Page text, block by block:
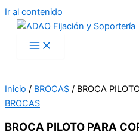
Ir al contenido
Inicio / BROCAS / BROCA
BROCAS
BROCA PILOTO PARA